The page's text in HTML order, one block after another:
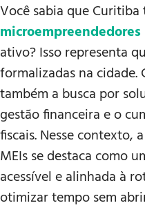
Você sabia que Curitiba
ativo? Isso representa
formalizadas na cidade.
também a busca por
gestão financeira e o
fiscais. Nesse contexto,
MEIs se destaca como
acessível e alinhada à
otimizar tempo sem